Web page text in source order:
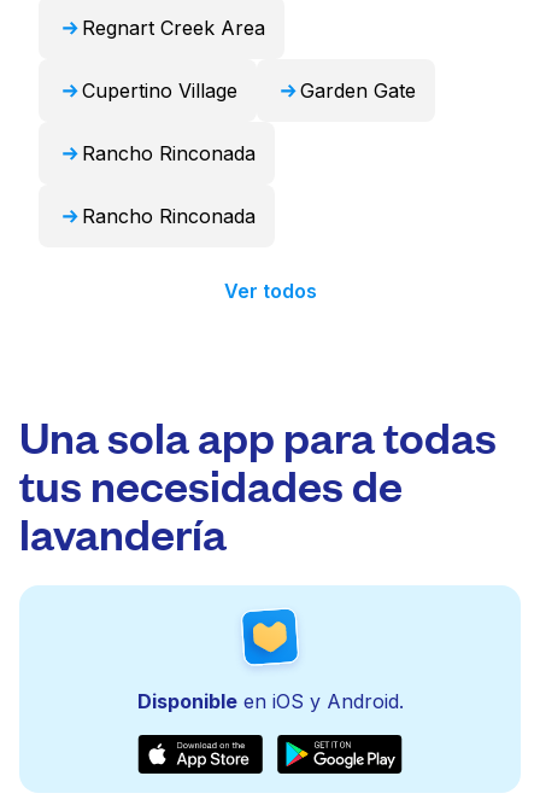
Regnart Creek Area
Cupertino Village Garden Gate
Rancho Rinconada
Rancho Rinconada
Ver todos
Una sola app para todas
tus necesidades de
lavandería
Disponibleen iOS y Android.